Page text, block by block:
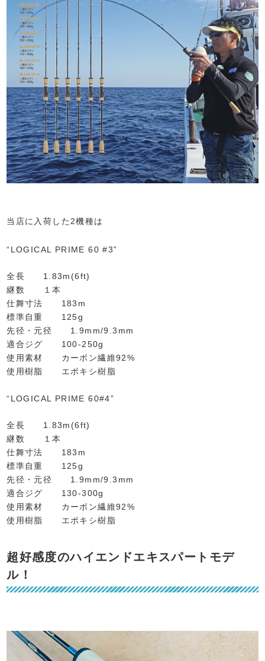
当店に入荷した2機種は
“LOGICAL PRIME 60 #3”
全長 1.83m(6ft)
継数 １本
仕舞寸法 183m
標準自重 125g
先径・元径 1.9mm/9.3mm
適合ジグ 100-250g
使用素材 カーボン繊維92%
使用樹脂 エポキシ樹脂
“LOGICAL PRIME 60#4”
全長 1.83m(6ft)
継数 １本
仕舞寸法 183m
標準自重 125g
先径・元径 1.9mm/9.3mm
適合ジグ 130-300g
使用素材 カーボン繊維92%
使用樹脂 エポキシ樹脂
超好感度のハイエンドエキスパートモデ
ル！